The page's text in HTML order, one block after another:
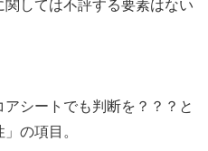
しては不評する要素はない
シートでも判断を？？？と
の項目。